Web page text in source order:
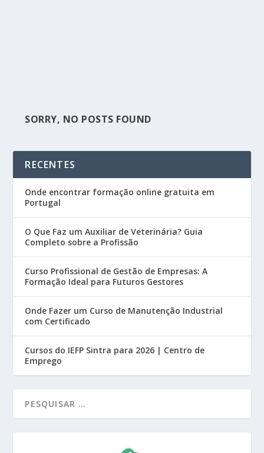
SORRY, NO POSTS FOUND
RECENTES
Onde encontrar formação online gratuita em
Portugal
O Que Faz um Auxiliar de Veterinária? Guia
Completo sobre a Profissão
Curso Profissional de Gestão de Empresas: A
Formação Ideal para Futuros Gestores
Onde Fazer um Curso de Manutenção Industrial
com Certificado
Cursos do IEFP Sintra para 2026 | Centro de
Emprego